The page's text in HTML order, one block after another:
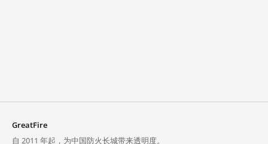
GreatFire
自 2011 年起，为中国防火长城带来透明度。